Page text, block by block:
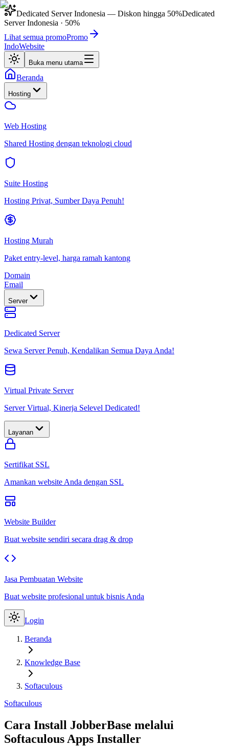
Dedicated Server Indonesia — Diskon hingga 50%Dedicated
Server Indonesia · 50%
Lihat semua promoPromo
IndoWebsite
Buka menu utama
Beranda
Hosting
Web Hosting
Shared Hosting dengan teknologi cloud
Suite Hosting
Hosting Privat, Sumber Daya Penuh!
Hosting Murah
Paket entry-level, harga ramah kantong
Domain
Email
Server
Dedicated Server
Sewa Server Penuh, Kendalikan Semua Daya Anda!
Virtual Private Server
Server Virtual, Kinerja Selevel Dedicated!
Layanan
Sertifikat SSL
Amankan website Anda dengan SSL
Website Builder
Buat website sendiri secara drag & drop
Jasa Pembuatan Website
Buat website profesional untuk bisnis Anda
Login
Beranda
Knowledge Base
Softaculous
Softaculous
Cara Install JobberBase melalui
Softaculous Apps Installer